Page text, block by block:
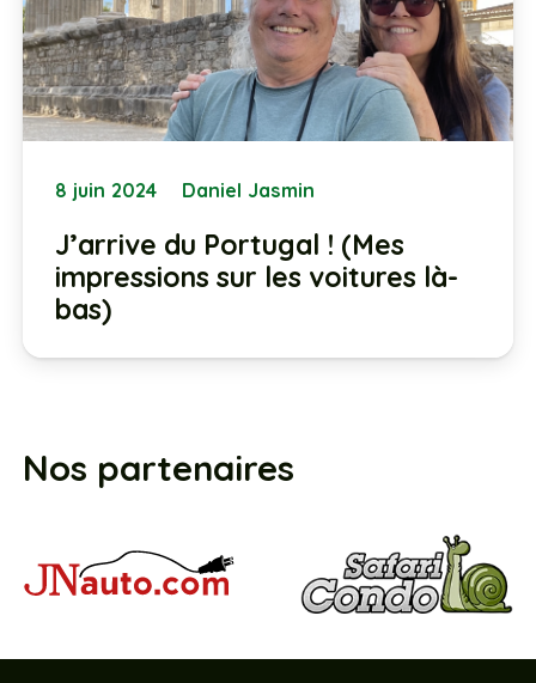
8 juin 2024 Daniel Jasmin
J’arrive du Portugal ! (Mes
impressions sur les voitures là-
bas)
Nos partenaires